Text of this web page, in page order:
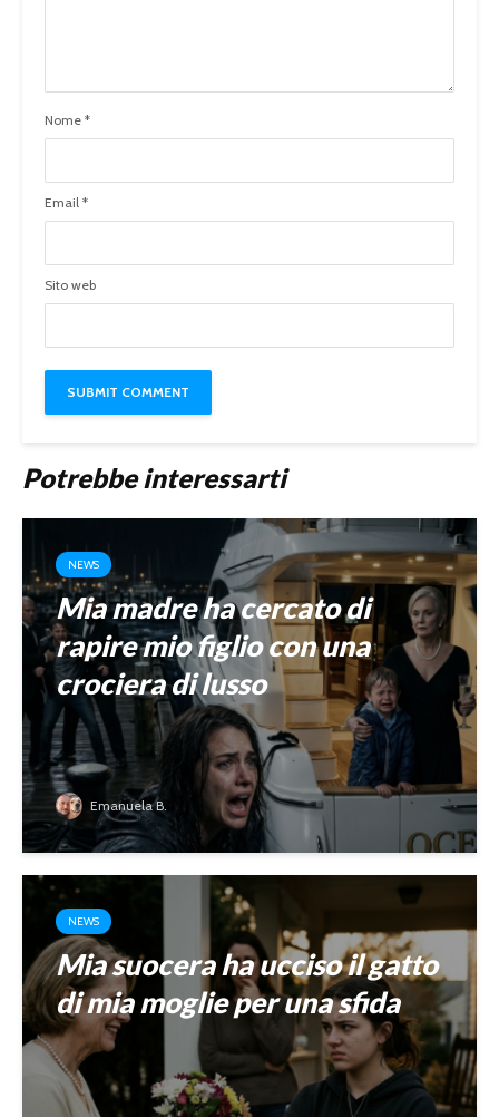
Nome *
Email *
Sito web
Potrebbe interessarti
NEWS
Mia madre ha cercato di
rapire mio figlio con una
crociera di lusso
Emanuela B.
NEWS
Mia suocera ha ucciso il gatto
di mia moglie per una sfida